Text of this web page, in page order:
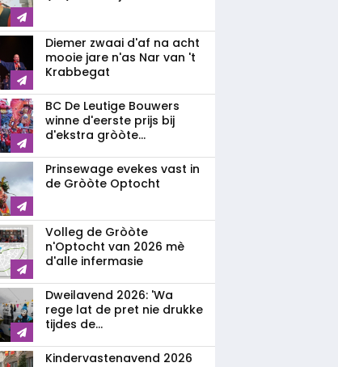
Diemer zwaai d'af na acht
mooie jare n'as Nar van 't
Krabbegat
BC De Leutige Bouwers
winne d'eerste prijs bij
d'ekstra gròòte...
Prinsewage evekes vast in
de Gròòte Optocht
Volleg de Gròòte
n'Optocht van 2026 mè
d'alle infermasie
Dweilavend 2026: 'Wa
rege lat de pret nie drukke
tijdes de...
Kindervastenavend 2026